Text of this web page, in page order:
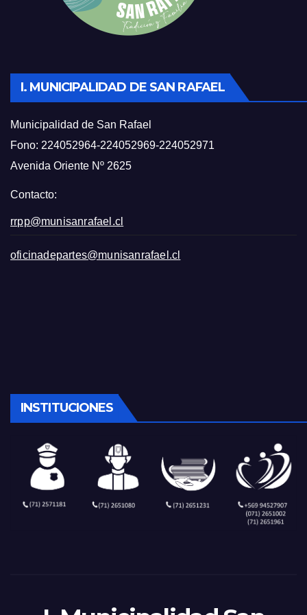
I. MUNICIPALIDAD DE SAN RAFAEL
Municipalidad de San Rafael
Fono: 224052964-224052969-224052971
Avenida Oriente Nº 2625
Contacto:
rrpp@munisanrafael.cl
oficinadepartes@munisanrafael.cl
INSTITUCIONES